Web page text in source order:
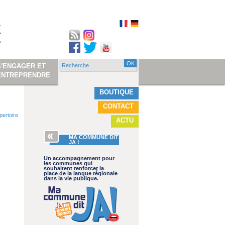
BOUTIQUE
CONTACT
ACTU
MA COMMUNE DIT
JA !
Un accompagnement pour
les communes qui
souhaitent renforcer la
place de la langue régionale
dans la vie publique.
ET
Formulaire de
Recherche